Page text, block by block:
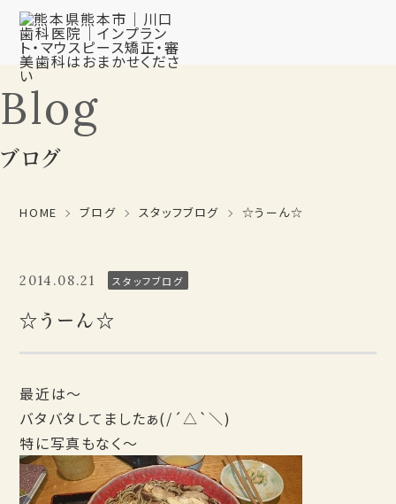
Blog
ブログ
HOME ブログ スタッフブログ ☆うーん☆
2014.08.21 スタッフブログ
☆うーん☆
最近は～
バタバタしてましたぁ(/´△`＼)
特に写真もなく～